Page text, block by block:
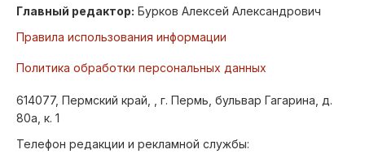
Главный редактор: Бурков Алексей Александрович
Правила использования информации
Политика обработки персональных данных
614077, Пермский край, , г. Пермь, бульвар Гагарина, д.
80а, к. 1
Телефон редакции и рекламной службы: